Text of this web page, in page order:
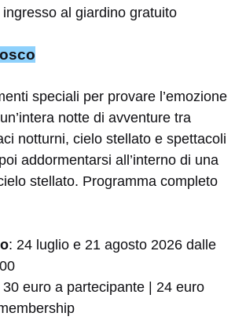
ingresso al giardino gratuito
speciali per provare l’emozione
notte di avventure tra
notturni, cielo stellato e spettacoli
addormentarsi all’interno di una
stellato. Programma completo
: 24 luglio e 21 agosto 2026 dalle
30 euro a partecipante | 24 euro